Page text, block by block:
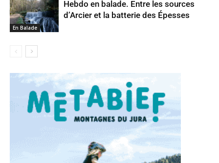
En Balade
Hebdo en balade. Entre les sources
d’Arcier et la batterie des Épesses